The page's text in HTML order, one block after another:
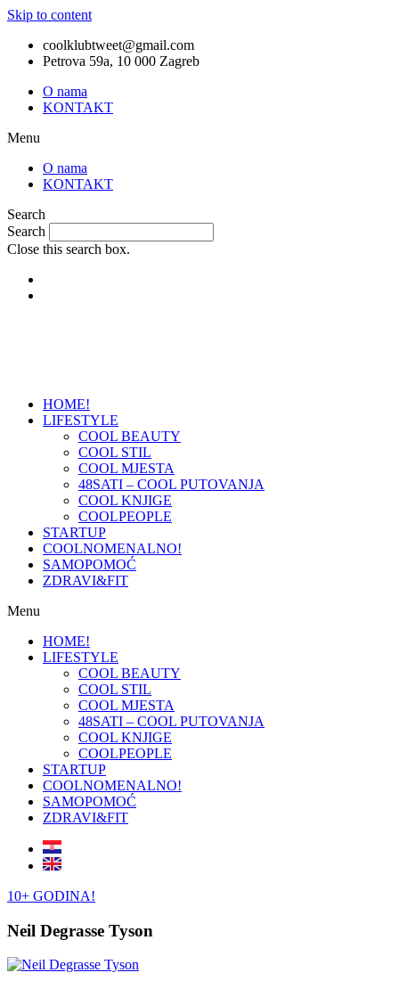
Skip to content
coolklubtweet@gmail.com
Petrova 59a, 10 000 Zagreb
O nama
KONTAKT
Menu
O nama
KONTAKT
Search
Search
Close this search box.
HOME!
LIFESTYLE
COOL BEAUTY
COOL STIL
COOL MJESTA
48SATI – COOL PUTOVANJA
COOL KNJIGE
COOLPEOPLE
STARTUP
COOLNOMENALNO!
SAMOPOMOĆ
ZDRAVI&FIT
Menu
HOME!
LIFESTYLE
COOL BEAUTY
COOL STIL
COOL MJESTA
48SATI – COOL PUTOVANJA
COOL KNJIGE
COOLPEOPLE
STARTUP
COOLNOMENALNO!
SAMOPOMOĆ
ZDRAVI&FIT
10+ GODINA!
Neil Degrasse Tyson